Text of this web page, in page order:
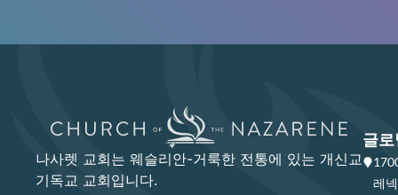
나사렛 교회는 웨슬리안-거룩한 전통에 있는 개신교
기독교 교회입니다.
글로
레